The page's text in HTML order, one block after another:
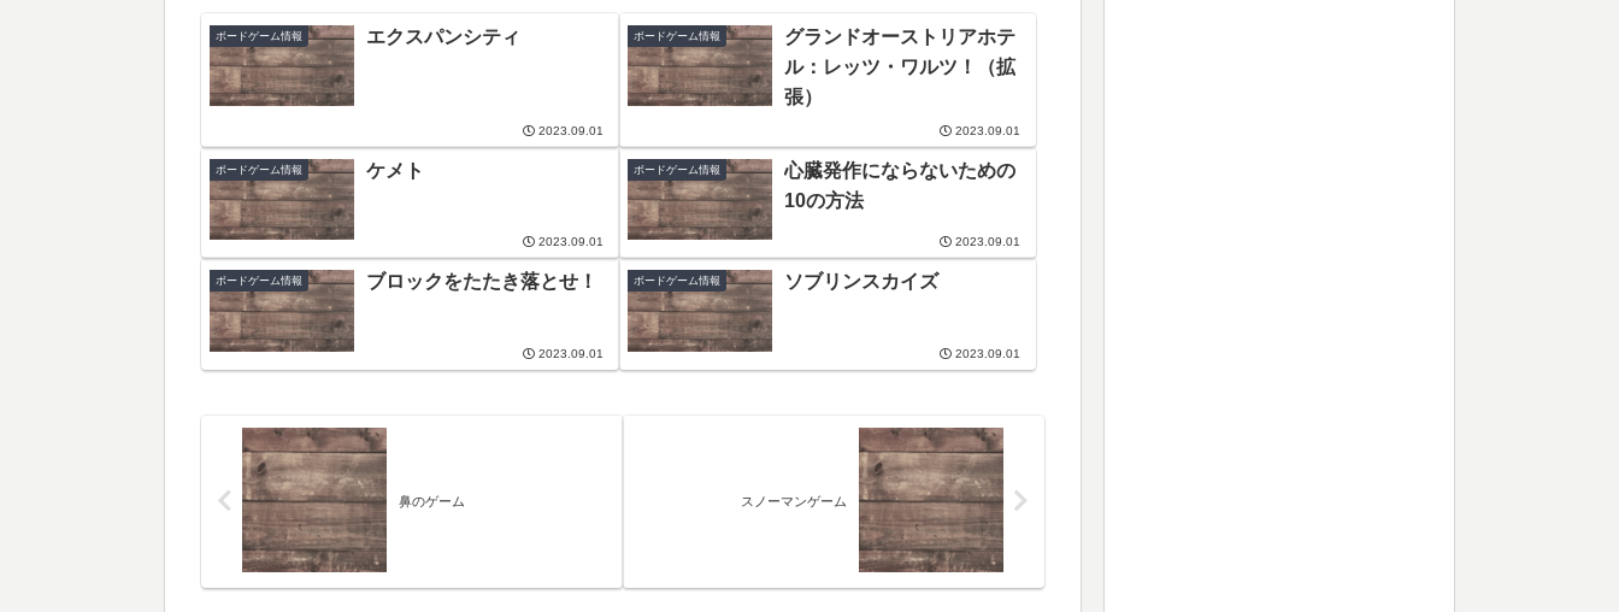
ボードゲーム情報 エクスパンシティ
2023.09.01
ボードゲーム情報
グランドオーストリアホテ
ル：レッツ・ワルツ！（拡
張）
2023.09.01
ボードゲーム情報 ケメト
2023.09.01
ボードゲーム情報
心臓発作にならないための
10の方法
2023.09.01
ボードゲーム情報 ブロックをたたき落とせ！
2023.09.01
ボードゲーム情報 ソブリンスカイズ
2023.09.01
鼻のゲーム スノーマンゲーム